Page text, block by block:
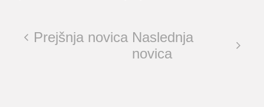
Prejšnja novica Naslednja
novica